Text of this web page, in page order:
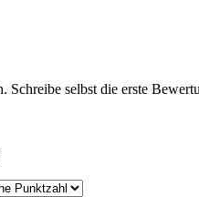
Schreibe selbst die erste